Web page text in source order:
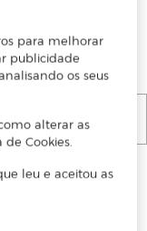
ou
para melhorar
publicidade
os seus
alterar as
Cookies.
leu e aceitou as